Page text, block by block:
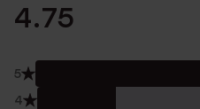
4.75
5
4